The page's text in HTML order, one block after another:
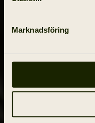
Marknadsföring